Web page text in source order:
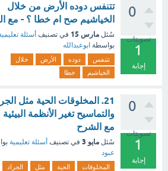
0
تصويتات
1
إجابة
تتنفس دوده الأرض من خلال
الخياشيم صح ام خطا ؟ - مع
سُئل مارس 15 في تصنيف أسئلة
بواسطة ابوعبدالله
تتنفس دوده الأرض
خلال
الخياشيم
خطا
0
تصويتات
1
إجابة
21. المخلوقات الحية مثل
والتماسيح تغير الأنظمة
مع الشرح
سُئل مايو 3 في تصنيف أسئلة تعليمية
عبود
المخلوقات الحية مثل
الجراد